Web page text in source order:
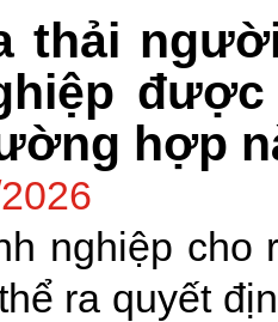
thải
hợp
nghiệp
ra quyết